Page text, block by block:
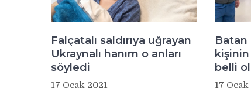
Falçatalı saldırıya uğrayan
Ukraynalı hanım o anları
söyledi
17 Ocak 2021
belli
17 Ocak